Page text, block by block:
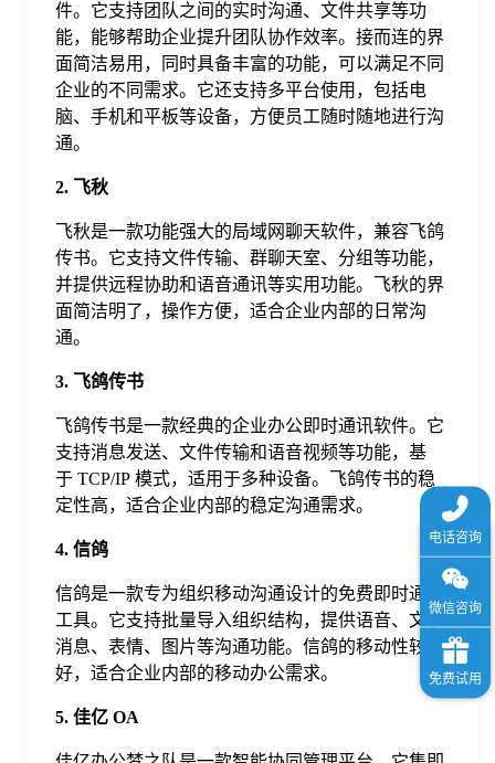
件。它支持团队之间的实时沟通、文件共享等功
能，能够帮助企业提升团队协作效率。接而连的界
面简洁易用，同时具备丰富的功能，可以满足不同
企业的不同需求。它还支持多平台使用，包括电
脑、手机和平板等设备，方便员工随时随地进行沟
通。
2. 飞秋
飞秋是一款功能强大的局域网聊天软件，兼容飞鸽
传书。它支持文件传输、群聊天室、分组等功能，
并提供远程协助和语音通讯等实用功能。飞秋的界
面简洁明了，操作方便，适合企业内部的日常沟
通。
3. 飞鸽传书
飞鸽传书是一款经典的企业办公即时通讯软件。它
支持消息发送、文件传输和语音视频等功能，基
于 TCP/IP 模式，适用于多种设备。飞鸽传书的稳
定性高，适合企业内部的稳定沟通需求。
4. 信鸽
信鸽是一款专为组织移动沟通设计的免费即时通讯
工具。它支持批量导入组织结构，提供语音、文字
消息、表情、图片等沟通功能。信鸽的移动性较
好，适合企业内部的移动办公需求。
5. 佳亿 OA